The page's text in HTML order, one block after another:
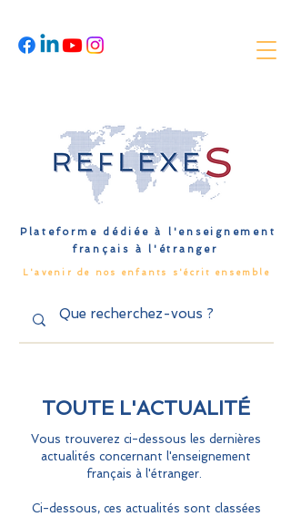
Plateforme dédiée à l'enseignement
français à l'étranger
L'avenir de nos enfants s'écrit ensemble
TOUTE L'ACTUALITÉ
Vous trouverez ci-dessous les dernières
actualités concernant l'enseignement
français à l'étranger.
Ci-dessous, ces actualités sont classées